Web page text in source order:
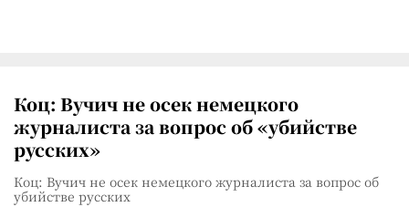
Коц: Вучич не осек немецкого
журналиста за вопрос об «убийстве
русских»
Коц: Вучич не осек немецкого журналиста за вопрос об
убийстве русских